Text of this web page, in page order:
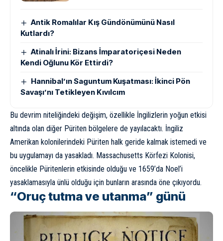
Antik Romalılar Kış Gündönümünü Nasıl
Kutlardı?
Atinalı İrini: Bizans İmparatoriçesi Neden
Kendi Oğlunu Kör Ettirdi?
Hannibal’ın Saguntum Kuşatması: İkinci Pön
Savaşı’nı Tetikleyen Kıvılcım
Bu devrim niteliğindeki değişim, özellikle İngilizlerin yoğun etkisi
altında olan diğer Püriten bölgelere de yayılacaktı. İngiliz
Amerikan kolonilerindeki Püriten halk geride kalmak istemedi ve
bu uygulamayı da yasakladı. Massachusetts Körfezi Kolonisi,
öncelikle Püritenlerin etkisinde olduğu ve 1659’da Noel’i
yasaklamasıyla ünlü olduğu için bunların arasında öne çıkıyordu.
“Oruç tutma ve utanma” günü